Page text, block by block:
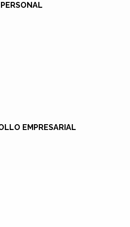
PERSONAL
EMPRESARIAL